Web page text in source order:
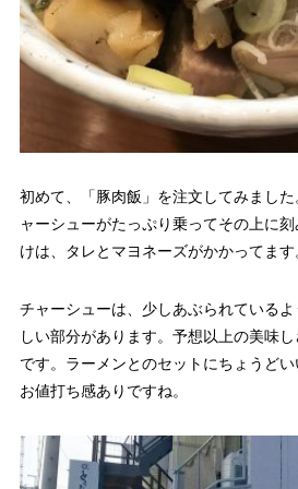
初めて、「豚肉飯」を注文してみまし
ャーシューがたっぷり乗ってその上に
けは、タレとマヨネーズがかかってます
チャーシューは、少しあぶられている
しい部分があります。予想以上の美味
です。ラーメンとのセットにちょうど
お値打ち感ありですね。